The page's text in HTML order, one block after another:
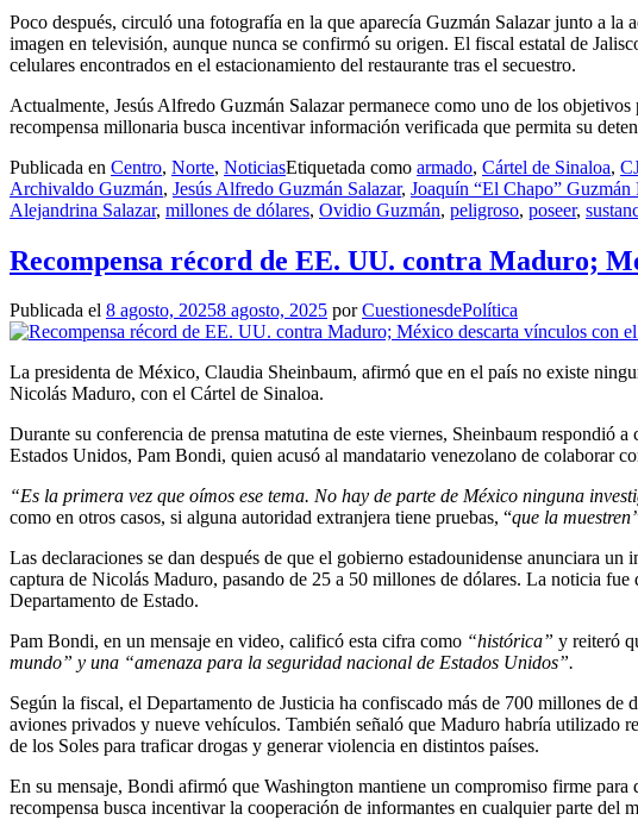
Poco después, circuló una fotografía en la que aparecía Guzmán Salazar junto a
imagen en televisión, aunque nunca se confirmó su origen. El fiscal estatal de
celulares encontrados en el estacionamiento del restaurante tras el secuestro.
Actualmente, Jesús Alfredo Guzmán Salazar permanece como uno de los
recompensa millonaria busca incentivar información verificada que permita su
Publicada en Centro, Norte, NoticiasEtiquetada como armado, Cártel de Sinaloa,
Archivaldo Guzmán, Jesús Alfredo Guzmán Salazar, Joaquín “El Chapo” Guzmán
Alejandrina Salazar, millones de dólares, Ovidio Guzmán, peligroso, poseer,
Recompensa récord de EE. UU. contra Maduro;
Publicada el 8 agosto, 20258 agosto, 2025 porCuestionesdePolítica
La presidenta de México, Claudia Sheinbaum, afirmó que en el país no existe
Nicolás Maduro, con el Cártel de Sinaloa.
Durante su conferencia de prensa matutina de este viernes, Sheinbaum respondió
Estados Unidos, Pam Bondi, quien acusó al mandatario venezolano de colaborar
“Es la primera vez que oímos ese tema. No hay de parte de México ninguna
como en otros casos, si alguna autoridad extranjera tiene pruebas, “que la
Las declaraciones se dan después de que el gobierno estadounidense anunciara
captura de Nicolás Maduro, pasando de 25 a 50 millones de dólares. La noticia
Departamento de Estado.
Pam Bondi, en un mensaje en video, calificó esta cifra como “histórica” y reiteró
mundo” y una “amenaza para la seguridad nacional de Estados Unidos”.
Según la fiscal, el Departamento de Justicia ha confiscado más de 700 millones
aviones privados y nueve vehículos. También señaló que Maduro habría utilizado
de los Soles para traficar drogas y generar violencia en distintos países.
En su mensaje, Bondi afirmó que Washington mantiene un compromiso firme
recompensa busca incentivar la cooperación de informantes en cualquier parte del